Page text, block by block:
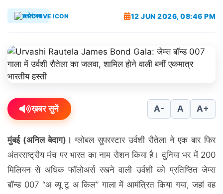
मनोरंजन 12 JUN 2026, 08:46 PM
ख़बर सुनें A- A A+
मुंबई (अनिल बेदाग)। ग्लोबल सुपरस्टार उर्वशी रौतेला ने एक बार फिर
अंतरराष्ट्रीय मंच पर भारत का नाम रोशन किया है। दुनिया भर में 200
मिलियन से अधिक फॉलोअर्स रखने वाली उर्वशी को प्रतिष्ठित जेम्स
बॉन्ड 007 “अ व्यू टू अ किल” गाला में आमंत्रित किया गया, जहां वह